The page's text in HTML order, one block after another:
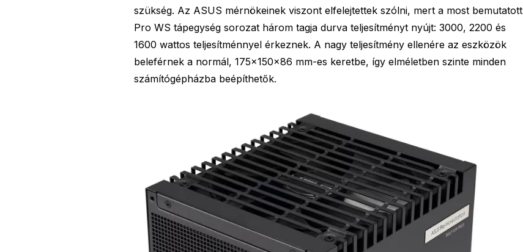
szükség. Az ASUS mérnökeinek viszont elfelejtettek szólni, mert a most bemutatott
Pro WS tápegység sorozat három tagja durva teljesítményt nyújt: 3000, 2200 és
1600 wattos teljesítménnyel érkeznek. A nagy teljesítmény ellenére az eszközök
beleférnek a normál, 175×150×86 mm-es keretbe, így elméletben szinte minden
számítógépházba beépíthetők.